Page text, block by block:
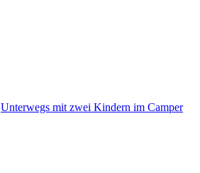
Unterwegs mit zwei Kindern im Camper